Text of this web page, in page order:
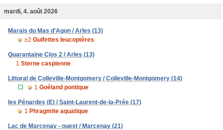
mardi, 4. août 2026
Marais du Mas d'Agon / Arles (13)
≥2 Guifettes leucoptères
Quarantaine Clos 2 / Arles (13)
1 Sterne caspienne
Littoral de Colleville-Montgomery / Colleville-Montgomery (14)
1 Goéland pontique
les Pénardes (E) / Saint-Laurent-de-la-Prée (17)
1 Phragmite aquatique
Lac de Marcenay - ouest / Marcenay (21)